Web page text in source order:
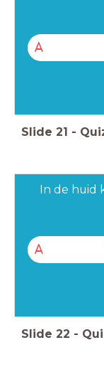
A
Slide 21 -
In de huid
A
Slide 22 -